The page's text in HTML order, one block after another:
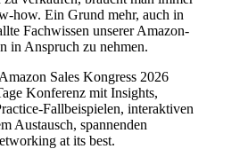
how. Ein Grund mehr, auch in
Fachwissen unserer Amazon-
in Anspruch zu nehmen.
Sales Kongress 2026
Konferenz mit Insights,
Fallbeispielen, interaktiven
Austausch, spannenden
at its best.